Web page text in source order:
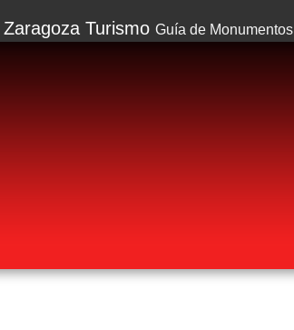
Zaragoza Turismo Guía de